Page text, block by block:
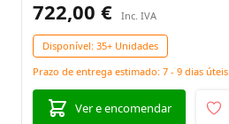
722,00 €
Disponível: 35+ Unidades
Prazo de entrega estimado: 7 - 9 dias úteis
Ver e encomendar